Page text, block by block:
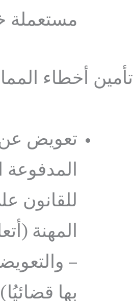
مستعملة
تأمين أخطاء
تعويض عن
المدفوعة
للقانون
المهنة
–
بها